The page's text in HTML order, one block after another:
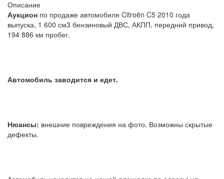
Описание
Аукцион по продаже автомобиля Citroën C5 2010 года
выпуска, 1 600 см3 бензиновый ДВС, АКПП, передний привод,
194 886 км пробег.
Автомобиль заводится и едет.
Нюансы: внешние повреждения на фото. Возможны скрытые
дефекты.